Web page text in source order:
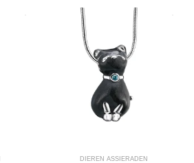
DIEREN ASSIERADEN